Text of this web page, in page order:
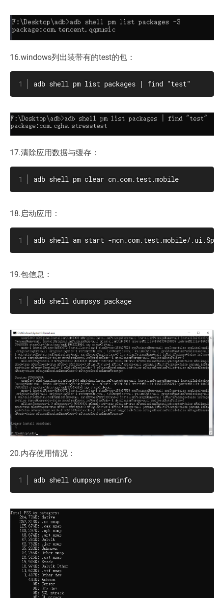
16.windows列出装带有的test的包：
adb shell pm list packages | find "test"
17.清除应用数据与缓存：
adb shell pm clear cn.com.test.mobile
18.启动应用：
adb shell am start -ncn.com.test.mobile/
19.包信息：
adb shell dumpsys package
20.内存使用情况：
adb shell dumpsys meminfo